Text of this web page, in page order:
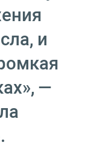
и
—